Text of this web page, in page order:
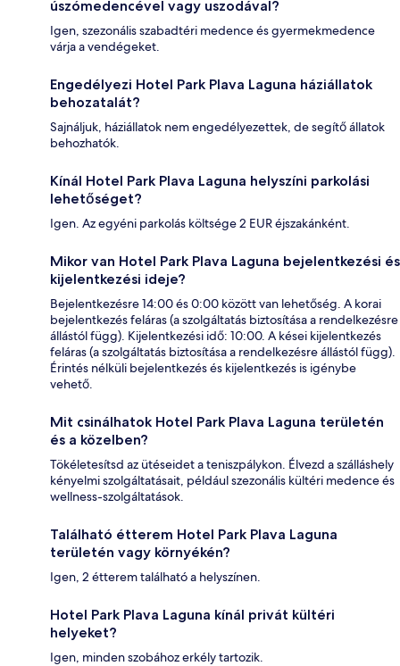
úszómedencével vagy uszodával?
Igen, szezonális szabadtéri medence és gyermekmedence
várja a vendégeket.
Engedélyezi Hotel Park Plava Laguna háziállatok
behozatalát?
Sajnáljuk, háziállatok nem engedélyezettek, de segítő állatok
behozhatók.
Kínál Hotel Park Plava Laguna helyszíni parkolási
lehetőséget?
Igen. Az egyéni parkolás költsége 2 EUR éjszakánként.
Mikor van Hotel Park Plava Laguna bejelentkezési és
kijelentkezési ideje?
Bejelentkezésre 14:00 és 0:00 között van lehetőség. A korai
bejelentkezés feláras (a szolgáltatás biztosítása a rendelkezésre
állástól függ). Kijelentkezési idő: 10:00. A kései kijelentkezés
feláras (a szolgáltatás biztosítása a rendelkezésre állástól függ).
Érintés nélküli bejelentkezés és kijelentkezés is igénybe
vehető.
Mit csinálhatok Hotel Park Plava Laguna területén
és a közelben?
Tökéletesítsd az ütéseidet a teniszpálykon. Élvezd a szálláshely
kényelmi szolgáltatásait, például szezonális kültéri medence és
wellness-szolgáltatások.
Található étterem Hotel Park Plava Laguna
területén vagy környékén?
Igen, 2 étterem található a helyszínen.
Hotel Park Plava Laguna kínál privát kültéri
helyeket?
Igen, minden szobához erkély tartozik.